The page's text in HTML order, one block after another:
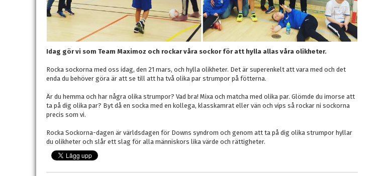
Idag gör vi som Team Maximoz och rockar våra sockor för att hylla allas våra olikheter.
Rocka sockorna med oss idag, den 21 mars, och hylla olikheter. Det är superenkelt att vara med och det
enda du behöver göra är att se till att ha två olika par strumpor på fötterna.
Är du hemma och har några olika strumpor? Vad bra! Mixa och matcha med olika par. Glömde du imorse att
ta på dig olika par? Byt då en socka med en kollega, klasskamrat eller vän och vips så rockar ni sockorna
precis som vi.
Rocka Sockorna-dagen är världsdagen för Downs syndrom och genom att ta på dig olika strumpor hyllar
du olikheter och slår ett slag för alla människors lika värde och rättigheter.